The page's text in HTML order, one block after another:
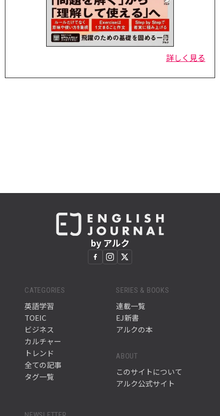
詳しく見る
by アルク
CATEGORIES
英語学習
TOEIC
ビジネス
カルチャー
トレンド
全ての記事
タグ一覧
SERIES & BOOKS
連載一覧
EJ新書
アルクの本
ABOUT
このサイトについて
アルク公式サイト